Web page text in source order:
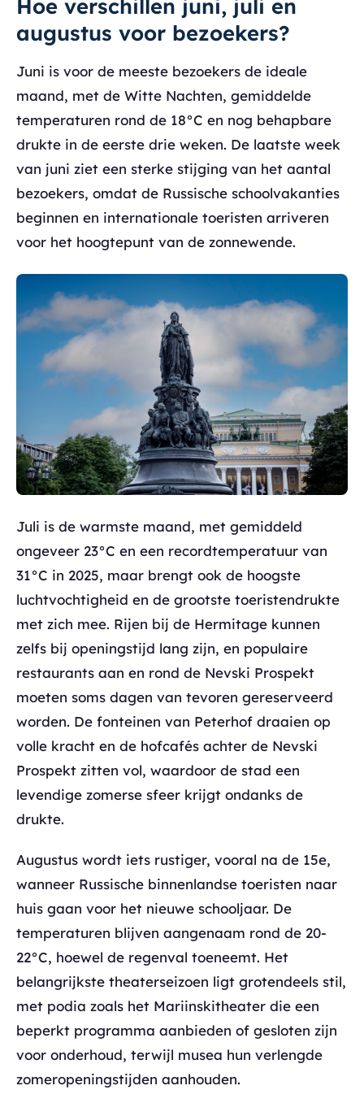
Hoe verschillen juni, juli en
augustus voor bezoekers?
Juni is voor de meeste bezoekers de ideale
maand, met de Witte Nachten, gemiddelde
temperaturen rond de 18°C en nog behapbare
drukte in de eerste drie weken. De laatste week
van juni ziet een sterke stijging van het aantal
bezoekers, omdat de Russische schoolvakanties
beginnen en internationale toeristen arriveren
voor het hoogtepunt van de zonnewende.
Juli is de warmste maand, met gemiddeld
ongeveer 23°C en een recordtemperatuur van
31°C in 2025, maar brengt ook de hoogste
luchtvochtigheid en de grootste toeristendrukte
met zich mee. Rijen bij de Hermitage kunnen
zelfs bij openingstijd lang zijn, en populaire
restaurants aan en rond de Nevski Prospekt
moeten soms dagen van tevoren gereserveerd
worden. De fonteinen van Peterhof draaien op
volle kracht en de hofcafés achter de Nevski
Prospekt zitten vol, waardoor de stad een
levendige zomerse sfeer krijgt ondanks de
drukte.
Augustus wordt iets rustiger, vooral na de 15e,
wanneer Russische binnenlandse toeristen naar
huis gaan voor het nieuwe schooljaar. De
temperaturen blijven aangenaam rond de 20-
22°C, hoewel de regenval toeneemt. Het
belangrijkste theaterseizoen ligt grotendeels stil,
met podia zoals het Mariinskitheater die een
beperkt programma aanbieden of gesloten zijn
voor onderhoud, terwijl musea hun verlengde
zomeropeningstijden aanhouden.